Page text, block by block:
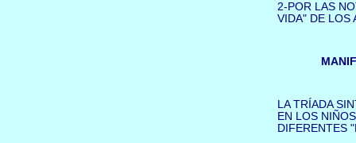
2-POR LAS
VIDA" DE LOS
LA TRÍADA
EN LOS
DIFERENTES